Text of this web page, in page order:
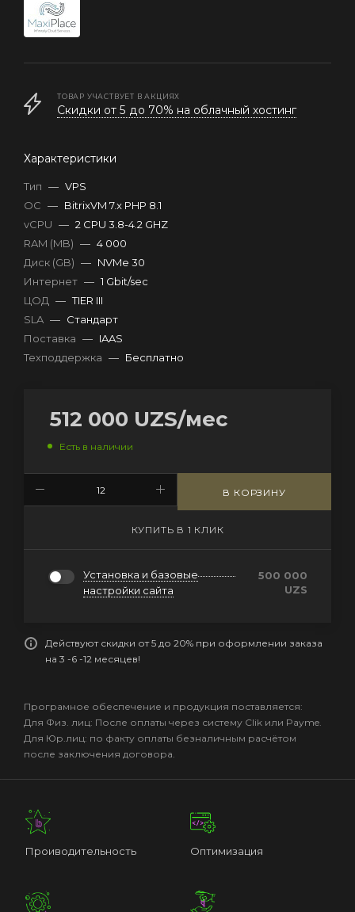
ТОВАР УЧАСТВУЕТ В АКЦИЯХ
Скидки от 5 до 70% на облачный хостинг
Характеристики
Тип — VPS
OC — BitrixVM 7.x PHP 8.1
vCPU — 2 CPU 3.8-4.2 GHZ
RAM (MB) — 4 000
Диск (GB) — NVMe 30
Интернет — 1 Gbit/sec
ЦОД
— TIER III
SLA — Стандарт
Поставка — IAAS
Техподдержка — Бесплатно
512 000 UZS/мес
Есть в наличии
В КОРЗИНУ
КУПИТЬ В 1 КЛИК
Установка и базовые
настройки сайта
500 000
UZS
Действуют скидки от 5 до 20% при оформлении заказа
на 3 -6 -12 месяцев!
Програмное обеспечение и продукция поставляется:
Для Физ. лиц: После оплаты через систему Clik или Payme.
Для Юр.лиц: по факту оплаты безналичным расчётом
после заключения договора.
Проиводительность Оптимизация